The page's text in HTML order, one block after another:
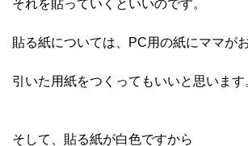
それを貼っていくといいのです。
貼る紙については、PC用の紙にママが
引いた用紙をつくってもいいと思います
そして、貼る紙が白色ですから